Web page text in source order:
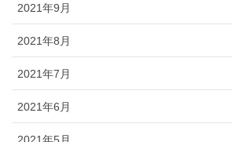
2021年9月
2021年8月
2021年7月
2021年6月
2021年5月